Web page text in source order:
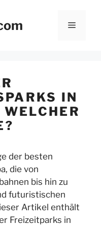
Menü
IN
der besten
die von
bis hin zu
futuristischen
Artikel enthält
Freizeitparks in